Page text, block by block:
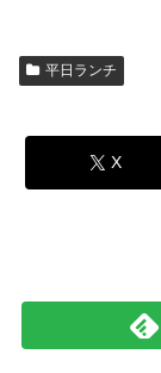
平日ランチ
X